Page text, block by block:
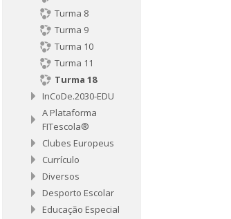
Turma 8
Turma 9
Turma 10
Turma 11
Turma 18
InCoDe.2030-EDU
A Plataforma
FITescola®
Clubes Europeus
Currículo
Diversos
Desporto Escolar
Educação Especial